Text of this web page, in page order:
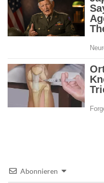
Abonnieren